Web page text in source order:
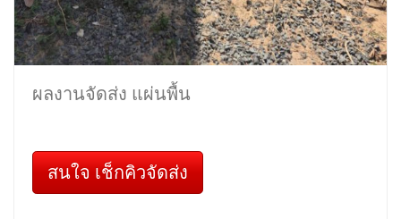
ผลงานจัดส่ง แผ่นพื้น
สนใจ เช็กคิวจัดส่ง